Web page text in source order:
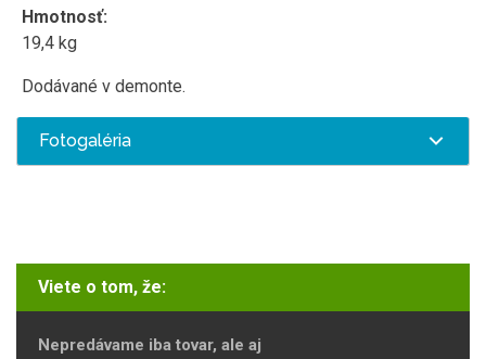
Hmotnosť:
19,4 kg
Dodávané v demonte.
Fotogaléria
Viete o tom, že:
Nepredávame iba tovar, ale aj